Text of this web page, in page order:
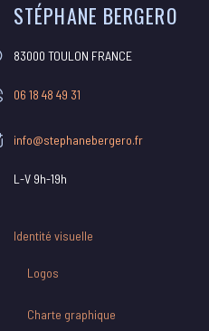
STÉPHANE BERGERO
83000 TOULON FRANCE
06 18 48 49 31
info@stephanebergero.fr
L-V 9h-19h
Identité visuelle
Logos
Charte graphique